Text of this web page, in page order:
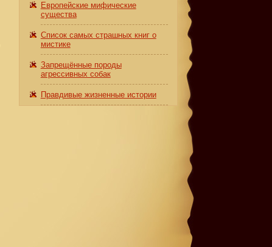
Европейские мифические
существа
Список самых страшных книг о
мистике
Запрещённые породы
агрессивных собак
Правдивые жизненные истории